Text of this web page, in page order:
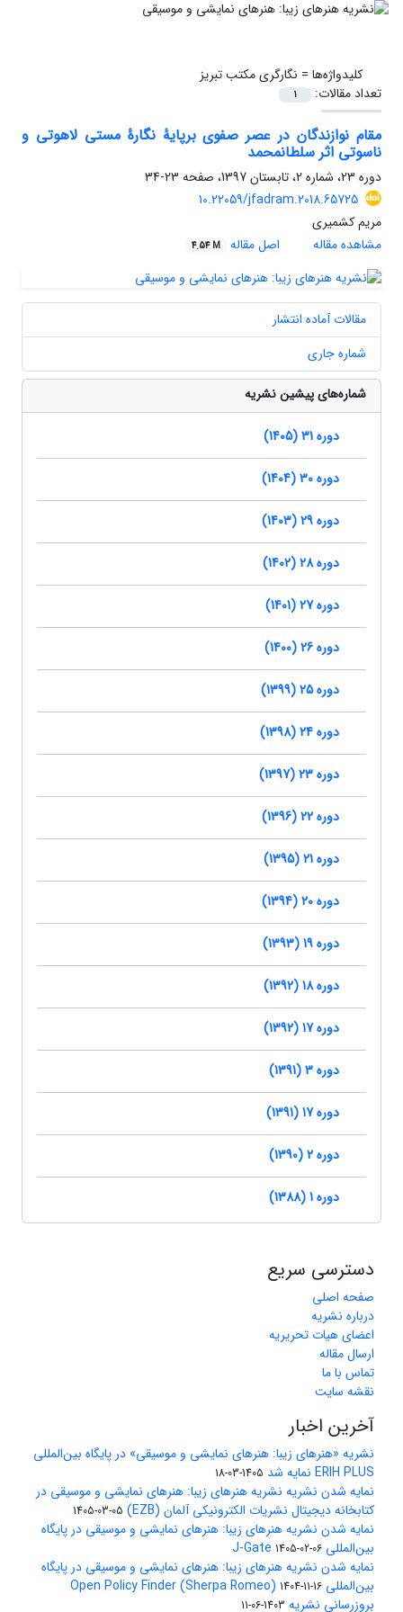
کلیدواژه‌ها = نگارگری مکتب تبریز
تعداد مقالات:
1
مقام نوازندگان در عصر صفوی برپایۀ نگارۀ مستی لاهوتی و
ناسوتی اثر سلطان‎محمد
دوره 23، شماره 2، تابستان 1397، صفحه
23-34
10.22059/jfadram.2018.65725
مریم کشمیری
مشاهده مقاله
اصل مقاله 4.54 M
مقالات آماده انتشار
شماره جاری
شماره‌های پیشین نشریه
دوره 31 (1405)
دوره 30 (1404)
دوره 29 (1403)
دوره 28 (1402)
دوره 27 (1401)
دوره 26 (1400)
دوره 25 (1399)
دوره 24 (1398)
دوره 23 (1397)
دوره 22 (1396)
دوره 21 (1395)
دوره 20 (1394)
دوره 19 (1393)
دوره 18 (1392)
دوره 17 (1392)
دوره 3 (1391)
دوره 17 (1391)
دوره 2 (1390)
دوره 1 (1388)
دسترسی سریع
صفحه اصلی
درباره نشریه
اعضای هیات تحریریه
ارسال مقاله
تماس با ما
نقشه سایت
آخرین اخبار
نشریه «هنرهای زیبا: هنرهای نمایشی و موسیقی» در پایگاه بین‌المللی
ERIH PLUS نمایه شد
1405-03-18
نمایه شدن نشریه نشریه هنرهای زیبا: هنرهای نمایشی و موسیقی در
کتابخانه دیجیتال نشریات الکترونیکی آلمان (EZB)
1405-03-05
نمایه شدن نشریه هنرهای زیبا: هنرهای نمایشی و موسیقی در پایگاه
بین‌المللی J-Gate 1405-02-06
نمایه شدن نشریه هنرهای زیبا: هنرهای نمایشی و موسیقی در پایگاه
بین‌المللی Open Policy Finder (Sherpa Romeo) 1404-11-16
بروزرسانی نشریه 1403-06-11